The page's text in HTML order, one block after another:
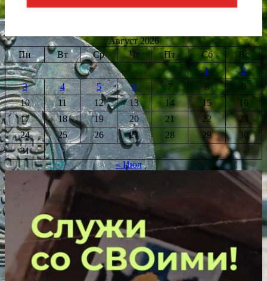
Август 2026
Пн
Вт Ср Чт Пт Сб
Вс
1
2
3
4 5 6 7 8
9
10
11 12 13 14 15
16
17
18 19 20 21 22
23
24
25 26 27 28 29
30
31
« Июл